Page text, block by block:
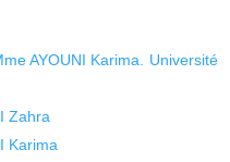
AYOUNI Karima. Université
Zahra
Karima